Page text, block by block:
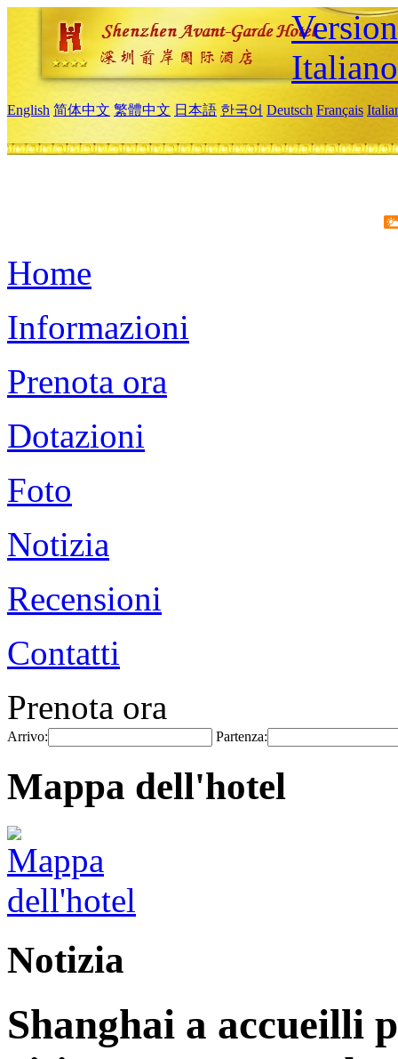
Italiano
English 简体中文 繁體中文 日本語 한국어 Deutsch Français
Home
Informazioni
Prenota ora
Dotazioni
Foto
Notizia
Recensioni
Contatti
Prenota ora
Arrivo: Partenza:
Mappa dell'hotel
Notizia
Shanghai a accueilli